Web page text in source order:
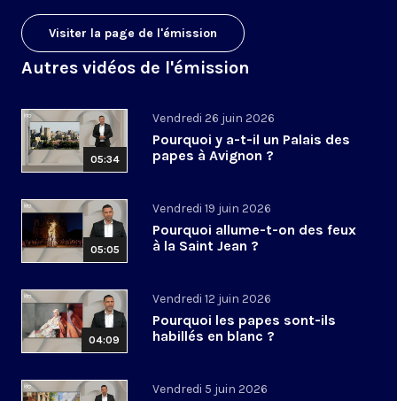
Visiter la page de l'émission
Autres vidéos de l'émission
05:34
Vendredi 26 juin 2026
Pourquoi y a-t-il un Palais des
papes à Avignon ?
05:05
Vendredi 19 juin 2026
Pourquoi allume-t-on des feux
à la Saint Jean ?
04:09
Vendredi 12 juin 2026
Pourquoi les papes sont-ils
habillés en blanc ?
Vendredi 5 juin 2026